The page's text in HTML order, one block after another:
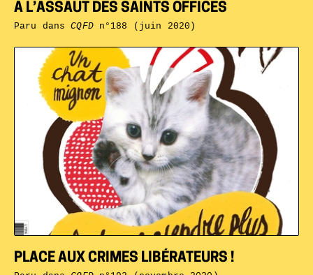
PLACE AUX CRIMES LIBÉRATEURS !
À L’ASSAUT DES SAINTS OFFICES
Paru dansCQFDn°188 (juin 2020)